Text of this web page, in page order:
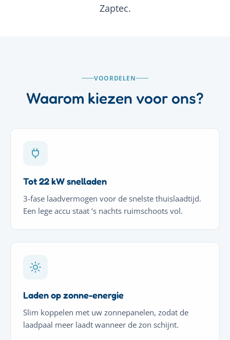
Zaptec.
VOORDELEN
Waarom kiezen voor ons?
Tot 22 kW snelladen
3-fase laadvermogen voor de snelste thuislaadtijd.
Een lege accu staat ‘s nachts ruimschoots vol.
Laden op zonne-energie
Slim koppelen met uw zonnepanelen, zodat de
laadpaal meer laadt wanneer de zon schijnt.